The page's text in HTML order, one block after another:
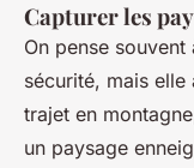
Capturer les
On pense souvent
sécurité, mais elle
trajet en
un paysage